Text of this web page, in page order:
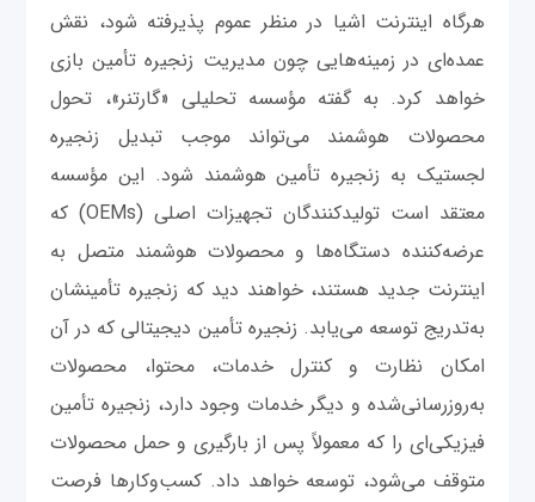
هرگاه اینترنت اشیا در منظر عموم پذیرفته شود، نقش
عمده‌ای در زمینه‌هایی چون مدیریت زنجیره تأمین بازی
خواهد کرد. به گفته مؤسسه تحلیلی «گارتنر»، تحول
محصولات هوشمند می‌تواند موجب تبدیل زنجیره
لجستیک به زنجیره تأمین هوشمند شود. این مؤسسه
معتقد است تولید‌کنندگان تجهیزات اصلی (OEMs) که
عرضه‌کننده دستگاه‌ها و محصولات هوشمند متصل به
اینترنت جدید هستند، خواهند دید که زنجیره تأمینشان
به‌تدریج توسعه می‌یابد. زنجیره تأمین دیجیتالی که در آن
امکان نظارت و کنترل خدمات، محتوا، محصولات
به‌روزرسانی‌شده و دیگر خدمات وجود دارد، زنجیره تأمین
فیزیکی‌ای را که معمولاً پس از بارگیری و حمل محصولات
متوقف می‌شود، توسعه خواهد داد. کسب‌وکارها فرصت